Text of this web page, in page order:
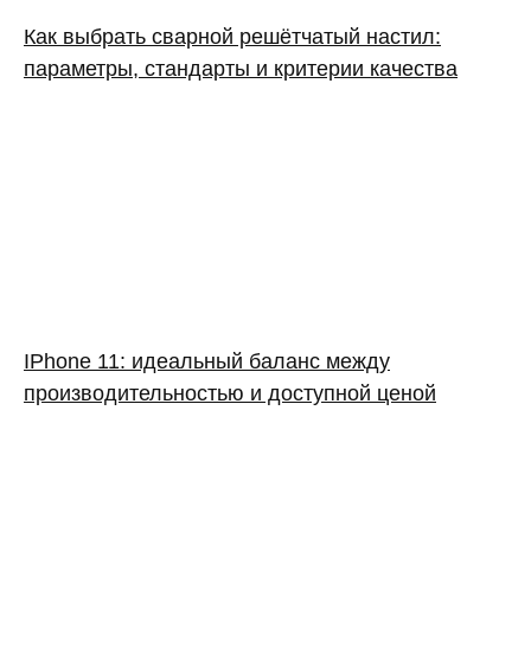
Как выбрать сварной решётчатый настил:
параметры, стандарты и критерии качества
IPhone 11: идеальный баланс между
производительностью и доступной ценой